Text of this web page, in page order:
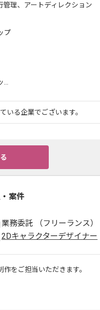
管理、アートディレクション
プ
いる企業でございます。
案件
業務委託
（フリーランス）
2Dキャラクターデザイナー
をご担当いただきます。